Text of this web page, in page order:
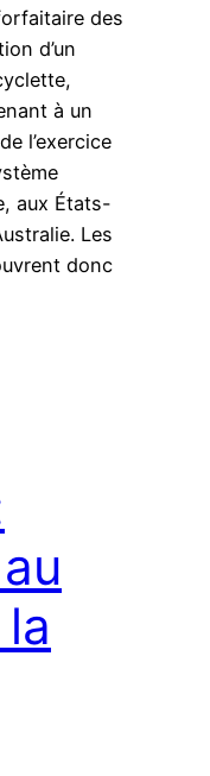
des
d’un
à un
l’exercice
aux États-
Les
donc